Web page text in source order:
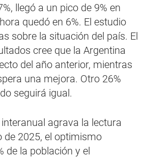
llegó a un pico de 9% en
quedó en 6%. El estudio
sobre la situación del país. El
cree que la Argentina
del año anterior, mientras
una mejora. Otro 26%
seguirá igual.
agrava la lectura
de 2025, el optimismo
de la población y el